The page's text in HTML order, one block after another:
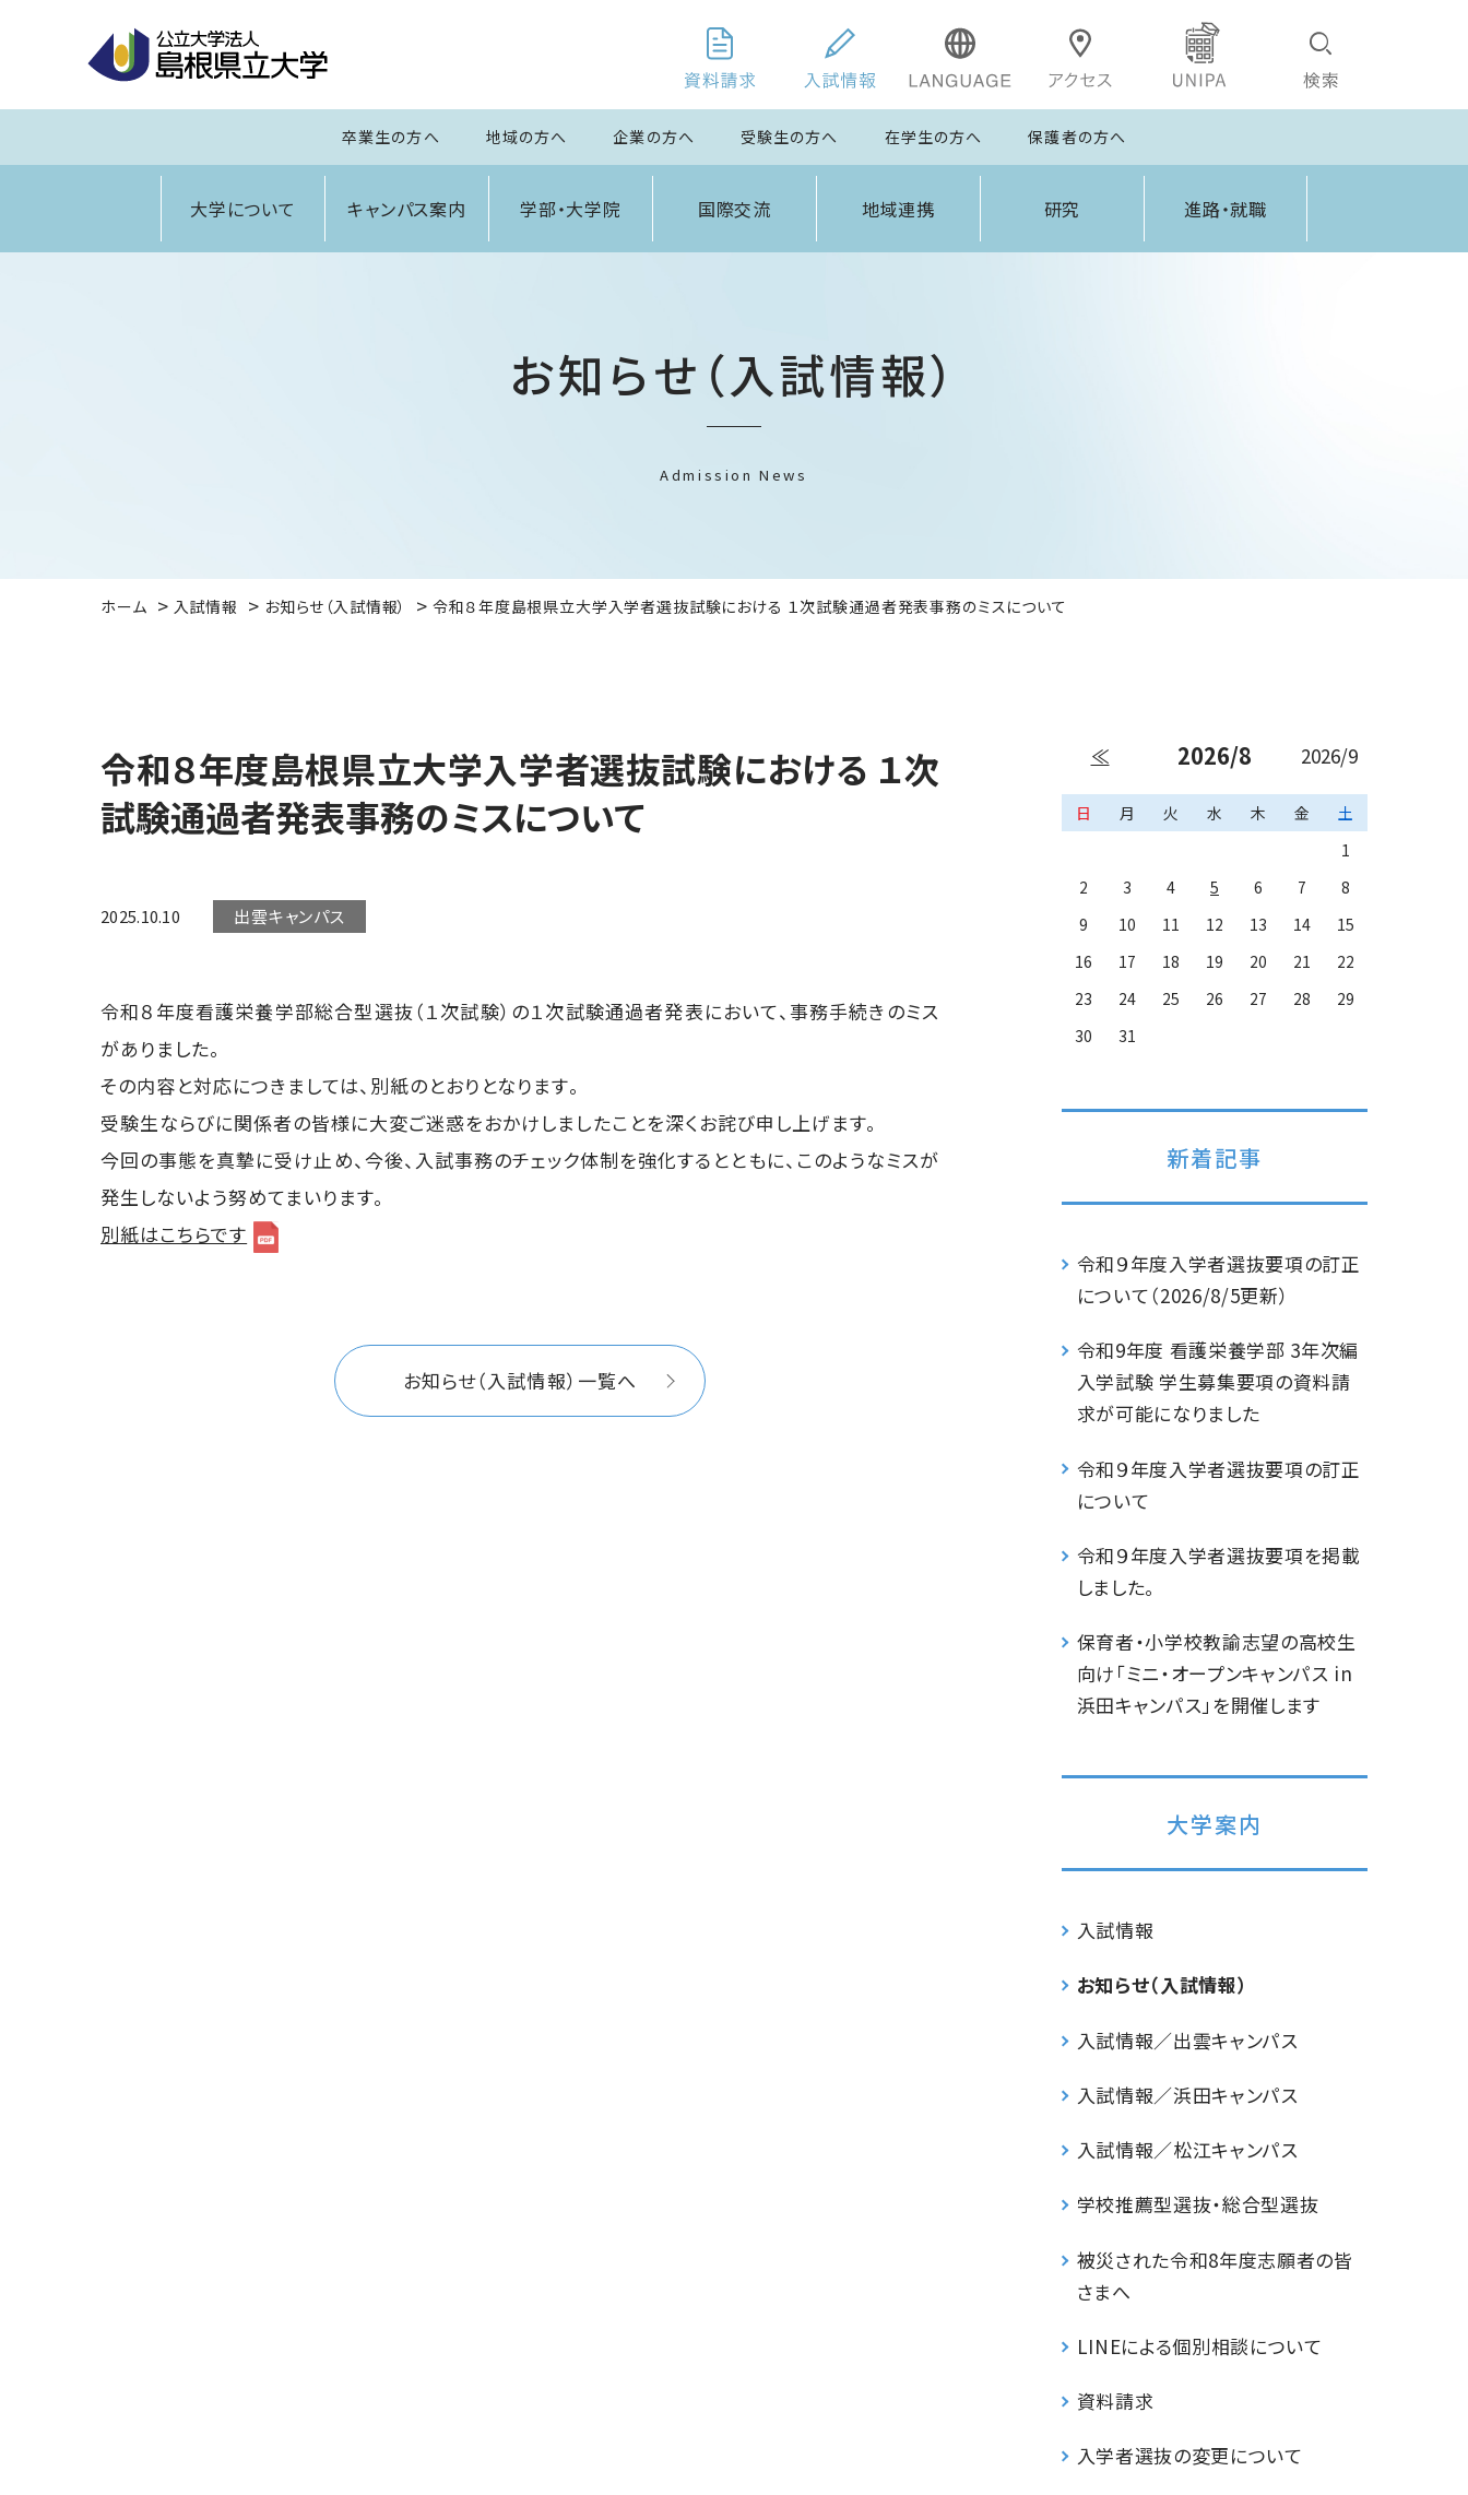
卒業生の方へ 地域の方へ 企業の方へ 受験生の方へ 在学生の方へ 保護者の方へ
大学について キャンパス案内 学部・大学院 国際交流 地域連携 研究 進路・就職
お知らせ（入試情報）
Admission News
ホーム 入試情報 お知らせ（入試情報） 令和８年度島根県立大学入学者選抜試験における １次試験通過者発表事務のミスについて
令和８年度島根県立大学入学者選抜試験における １次
試験通過者発表事務のミスについて
2025.10.10 出雲キャンパス
令和８年度看護栄養学部総合型選抜（１次試験）の１次試験通過者発表において、事務手続きのミス
がありました。
その内容と対応につきましては、別紙のとおりとなります。
受験生ならびに関係者の皆様に大変ご迷惑をおかけしましたことを深くお詫び申し上げます。
今回の事態を真摯に受け止め、今後、入試事務のチェック体制を強化するとともに、このようなミスが
発生しないよう努めてまいります。
別紙はこちらです
お知らせ（入試情報）一覧へ
≪ 2026/8 2026/9
日 月 火 水 木 金
土
1
2
3 4 5 6 7
8
9
10 11 12 13 14
15
16
17 18 19 20 21
22
23
24 25 26 27 28
29
30
31
新着記事
令和９年度入学者選抜要項の訂正
について（2026/8/5更新）
令和9年度 看護栄養学部 3年次編
入学試験 学生募集要項の資料請
求が可能になりました
令和９年度入学者選抜要項の訂正
について
令和９年度入学者選抜要項を掲載
しました。
保育者・小学校教諭志望の高校生
向け「ミニ・オープンキャンパス in
浜田キャンパス」を開催します
大学案内
入試情報
お知らせ（入試情報）
入試情報／出雲キャンパス
入試情報／浜田キャンパス
入試情報／松江キャンパス
学校推薦型選抜・総合型選抜
被災された令和8年度志願者の皆
さまへ
LINEによる個別相談について
資料請求
入学者選抜の変更について